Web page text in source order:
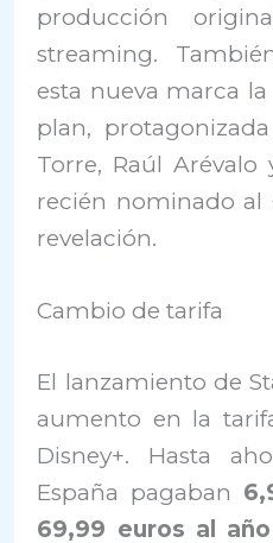
producción
streaming.
esta nueva marca
plan,
Torre, Raúl
recién nominado al
revelación.
Cambio de tarifa
El lanzamiento de
aumento en la
Disney+. Hasta
España pagaban
69,99 euros al año